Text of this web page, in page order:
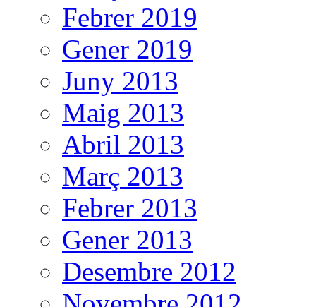
Febrer 2019
Gener 2019
Juny 2013
Maig 2013
Abril 2013
Març 2013
Febrer 2013
Gener 2013
Desembre 2012